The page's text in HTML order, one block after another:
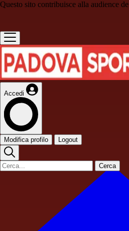
Questo sito contribuisce alla audience de
Accedi
Modifica profilo Logout
Cerca